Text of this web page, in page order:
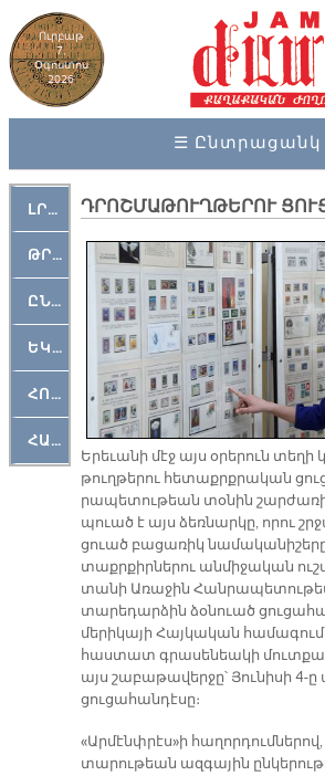
Ուրբաթ
7,
Օգոստոս
2026
☰ Ընտրացանկ
ԼՐԱՀՈՍ
ԹՐՔԱՀԱՅ ԿԵԱՆՔ
ԸՆԿԵՐԱՄՇԱԿՈՒԹԱՅԻՆ
ԵԿԵՂԵՑԱԿԱՆ
ՀՈԳԵՄՏԱՒՈՐ
ՀԱՐԹԱԿ
ԴՐՈՇՄԱԹՈՒՂԹԵՐՈՒ
Ե­րե­ւա­նի մէջ այս օ­րե­րուն տե­ղի
թուղ­թե­րու հե­տաքրք­րա­կան
րա­պե­տու­թեան տօ­նին
պուած է այս ձեռ­նար­կը, ո­րու
ցուած բա­ցա­ռիկ
տաքր­քիր­նե­րու ան­մի­ջա­կան
տա­նի Ա­ռա­ջին
տա­րե­դար­ձին ձօ­նուած
մե­րի­կա­յի Հայ­կա­կան
հաս­տատ գրա­սե­նեա­կի
այս շա­բա­թա­վեր­ջը՝ Յու­նի­սի 4-
ցու­ցա­հան­դէ­սը։
«Ար­մէնփ­րէս»ի
տա­րու­թեան ազ­գա­յին